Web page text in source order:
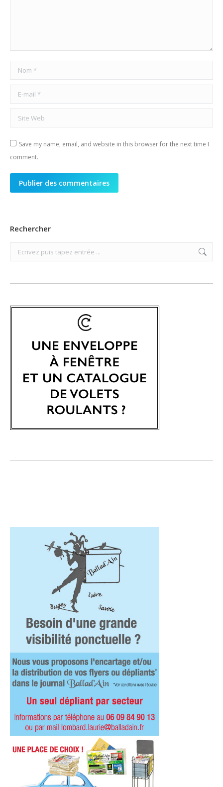
Nom *
E-mail *
Site Web
Save my name, email, and website in this browser for the next time I
comment.
Publier des commentaires
Rechercher
Search: